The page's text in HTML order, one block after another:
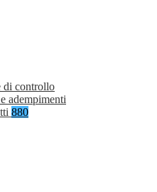
di controllo
adempimenti
880